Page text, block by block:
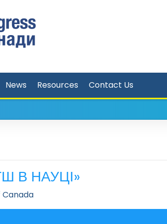
News Resources Contact Us
В НАУЦІ»
Canada